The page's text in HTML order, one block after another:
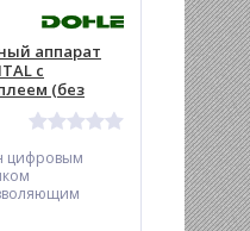
аппарат
с
(без
расход
цифровым